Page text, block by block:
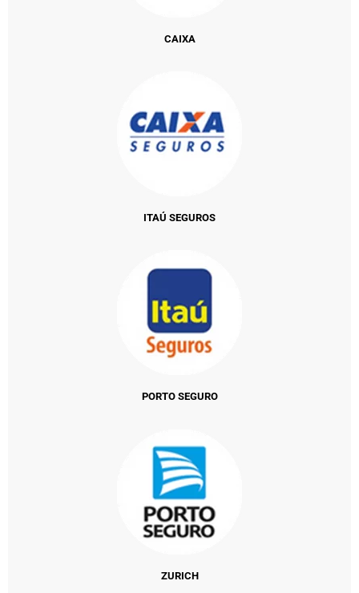
CAIXA
ITAÚ SEGUROS
PORTO SEGURO
ZURICH